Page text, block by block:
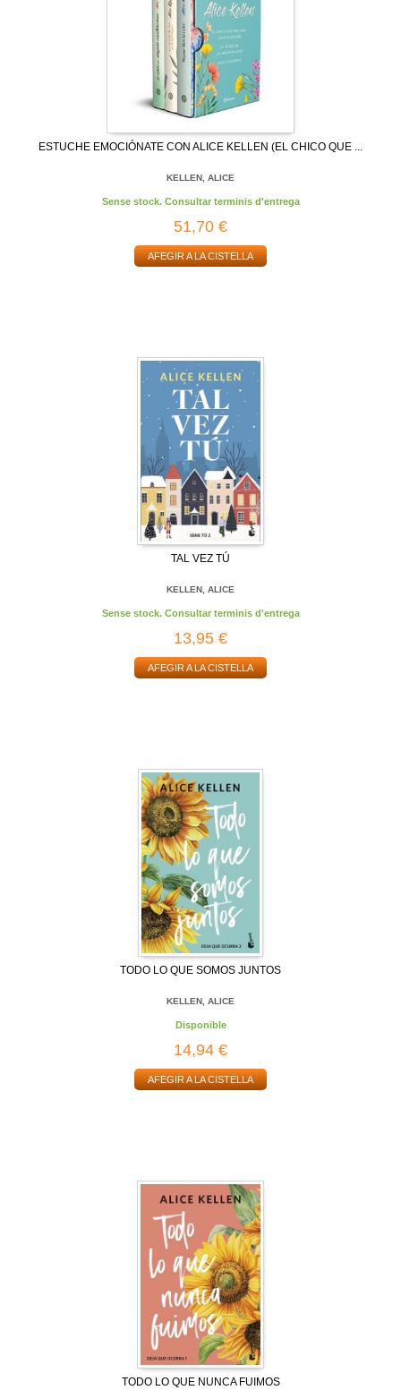
ESTUCHE EMOCIÓNATE CON ALICE KELLEN (EL CHICO QUE ...
KELLEN, ALICE
Sense stock. Consultar terminis d'entrega
51,70 €
AFEGIR A LA CISTELLA
TAL VEZ TÚ
KELLEN, ALICE
Sense stock. Consultar terminis d'entrega
13,95 €
AFEGIR A LA CISTELLA
TODO LO QUE SOMOS JUNTOS
KELLEN, ALICE
Disponible
14,94 €
AFEGIR A LA CISTELLA
TODO LO QUE NUNCA FUIMOS